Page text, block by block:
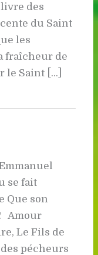
des
du Saint
les
fraîcheur de
Saint [...]
se fait
Que son
Amour
Le Fils de
pécheurs